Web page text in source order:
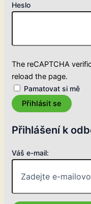
Heslo
The reCAPTCHA
reload the page.
Pamatovat si mě
Přihlásit se
Přihlášení k
Váš e-mail: